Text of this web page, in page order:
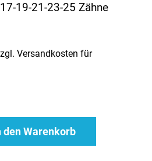
19-21-23-25 Zähne
Versandkosten für
den Warenkorb